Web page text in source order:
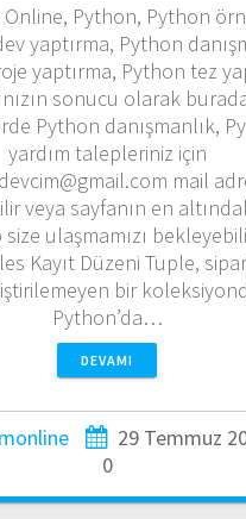
Online, Python, Python
yaptırma, Python
yaptırma, Python tez
sonucu olarak
Python danışmanlık,
yardım talepleriniz için
mail
veya sayfanın en
ulaşmamızı
Kayıt Düzeni Tuple,
bir
Python’da…
DEVAMI
29 Temmuz
0